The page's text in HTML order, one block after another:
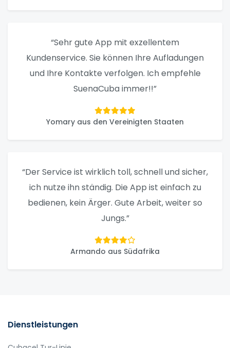
“Sehr gute App mit exzellentem
Kundenservice. Sie können Ihre Aufladungen
und Ihre Kontakte verfolgen. Ich empfehle
SuenaCuba immer!!”
Yomary aus den Vereinigten Staaten
“Der Service ist wirklich toll, schnell und sicher,
ich nutze ihn ständig. Die App ist einfach zu
bedienen, kein Ärger. Gute Arbeit, weiter so
Jungs.”
Armando aus Südafrika
Dienstleistungen